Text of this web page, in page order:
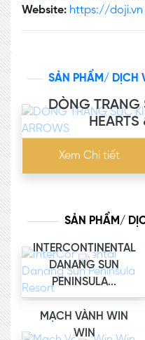
Website: https://doji.vn
SẢN PHẨM/ DỊCH
DÒNG TRANG
HEARTS
Xem Chi tiết
SẢN PHẨM/
INTERCONTINENTAL
DANANG SUN
PENINSULA...
MẠCH VÀNH WIN
WIN